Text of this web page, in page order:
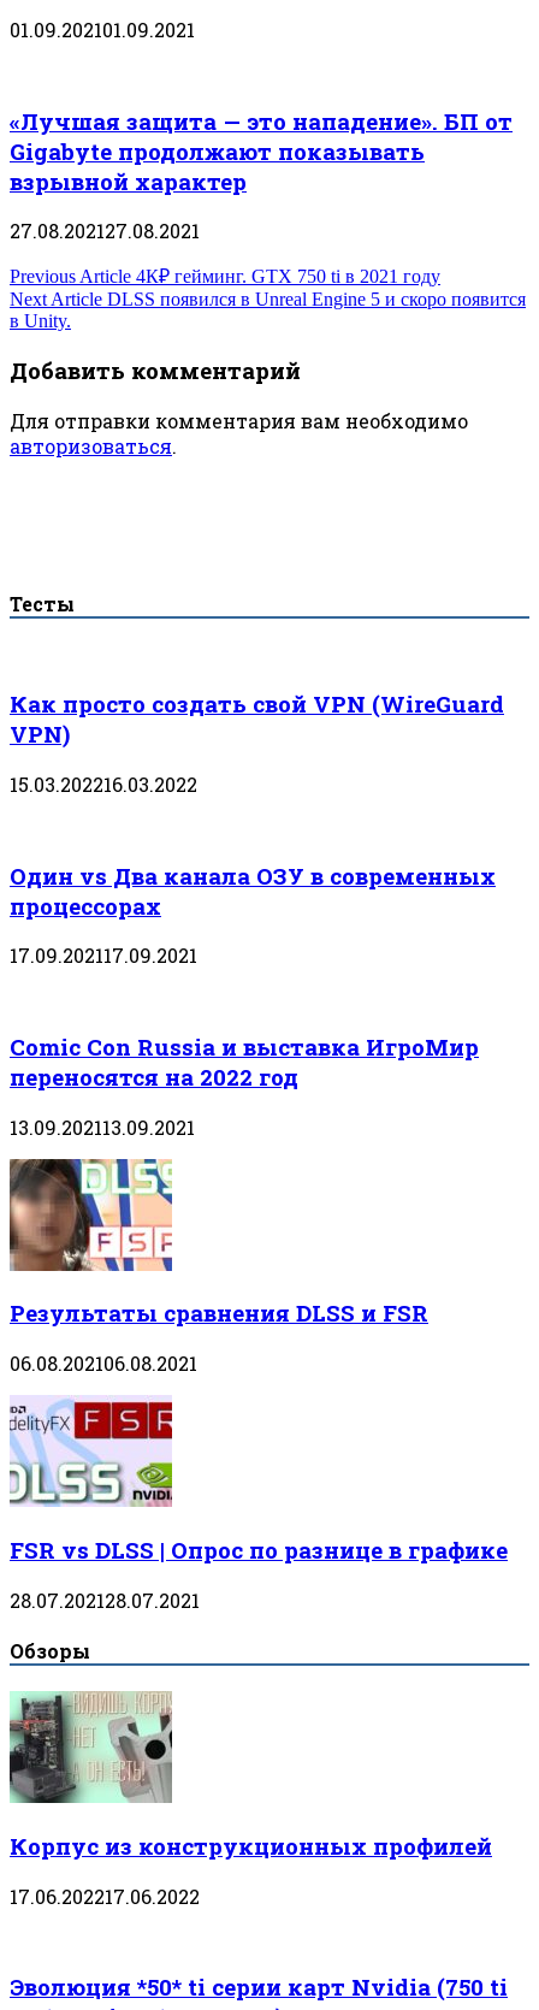
01.09.202101.09.2021
«Лучшая защита — это нападение». БП от
Gigabyte продолжают показывать
взрывной характер
27.08.202127.08.2021
Навигация
по
записям
Previous Article 4К₽ гейминг. GTX 750 ti в 2021 году
Next Article DLSS появился в Unreal Engine 5 и скоро появится
в Unity.
Добавить комментарий
Для отправки комментария вам необходимо
авторизоваться.
Тесты
Как просто создать свой VPN (WireGuard
VPN)
15.03.202216.03.2022
Один vs Два канала ОЗУ в современных
процессорах
17.09.202117.09.2021
Comic Con Russia и выставка ИгроМир
переносятся на 2022 год
13.09.202113.09.2021
Результаты сравнения DLSS и FSR
06.08.202106.08.2021
FSR vs DLSS | Опрос по разнице в графике
28.07.202128.07.2021
Обзоры
Корпус из конструкционных профилей
17.06.202217.06.2022
Эволюция *50* ti серии карт Nvidia (750 ti